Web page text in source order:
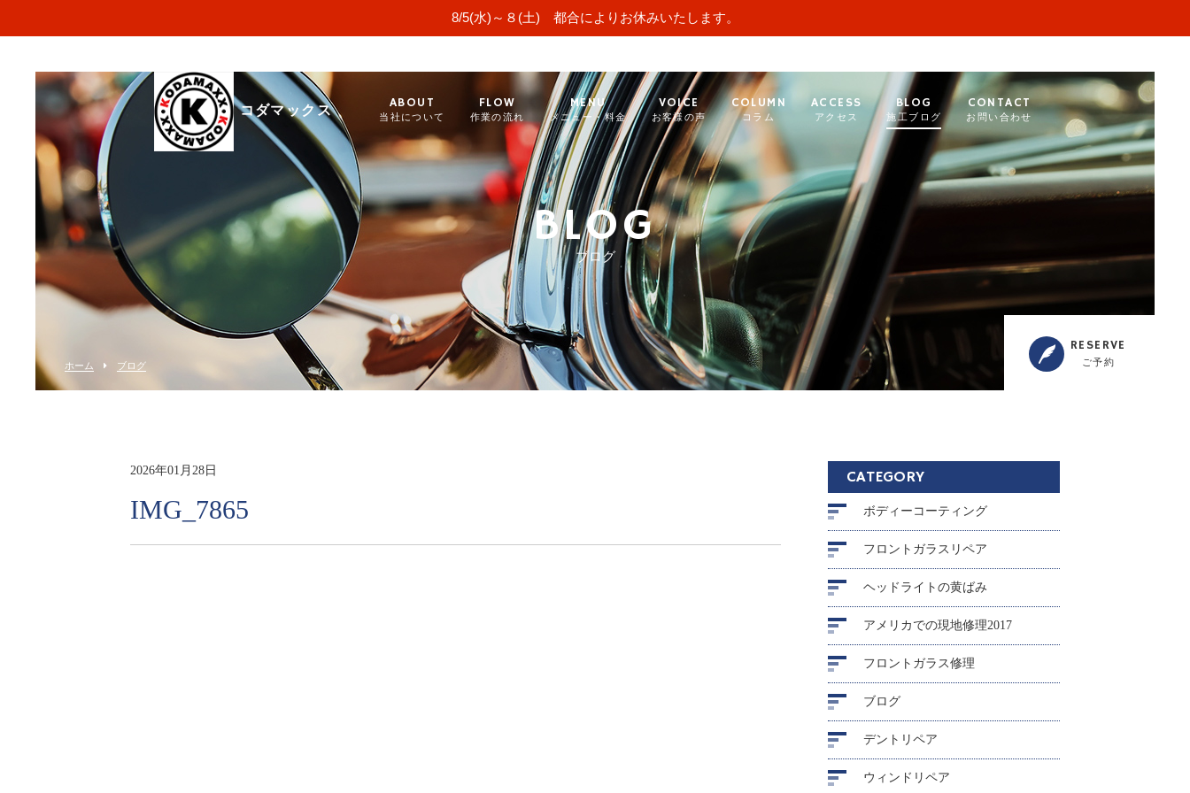
8/5(水)～８(土) 都合によりお休みいたします。
コダマックス
ABOUT
当社について
FLOW
作業の流れ
MENU
メニュー・料金
VOICE
お客様の声
COLUMN
コラム
ACCESS
アクセス
BLOG
施工ブログ
CONTACT
お問い合わせ
BLOG
ブログ
ホーム ブログ
RESERVE
ご予約
2026年01月28日
IMG_7865
CATEGORY
ボディーコーティング
フロントガラスリペア
ヘッドライトの黄ばみ
アメリカでの現地修理2017
フロントガラス修理
ブログ
デントリペア
ウィンドリペア